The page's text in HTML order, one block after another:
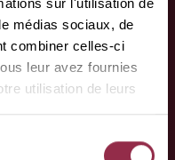
sur l'utilisation de
médias sociaux, de
combiner celles-ci
leur avez fournies
utilisation de leurs
partenaires
!